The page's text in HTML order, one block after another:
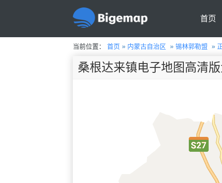
首页
当前位置： 首页» 内蒙古自治区 » 锡林郭勒盟 »
桑根达来镇电子地图高清